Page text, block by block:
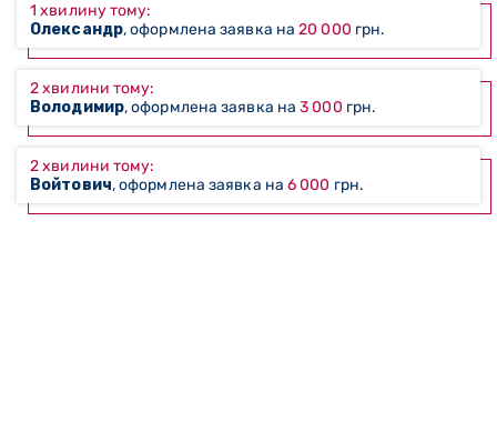
1 хвилину тому:
Олександр, оформлена заявка на20 000 грн.
2 хвилини тому:
Володимир, оформлена заявка на3 000 грн.
2 хвилини тому:
Войтович, оформлена заявка на6 000 грн.